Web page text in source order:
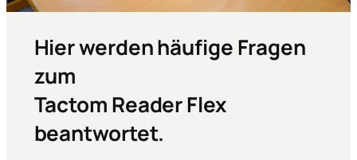
Hier werden häufige Fragen
zum
Tactom Reader Flex
beantwortet.